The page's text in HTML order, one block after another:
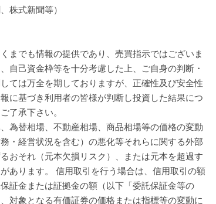
株式新聞等）
までも情報の提供であり、売買指示ではございま
自己資金枠等を十分考慮した上、ご自身の判断・
ては万全を期しておりますが、正確性及び安全性
に基づき利用者の皆様が判断し投資した結果につ
了承下さい。
為替相場、不動産相場、商品相場等の価格の変動
・経営状況を含む）の悪化等それらに関する外部
おそれ（元本欠損リスク）、または元本を超過す
あります。 信用取引を行う場合は、信用取引の額
証金または証拠金の額（以下「委託保証金等の
対象となる有価証券の価格または指標等の変動に